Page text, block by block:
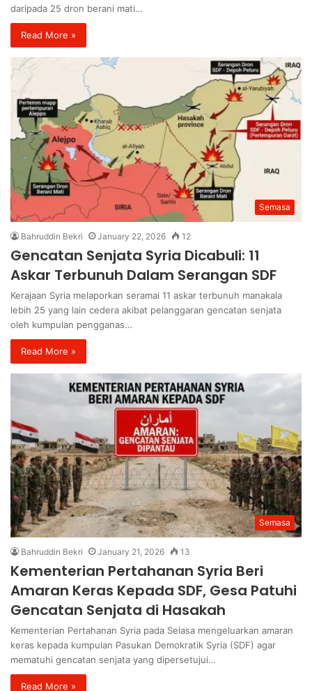
daripada 25 dron berani mati…
Read More »
Semasa
Bahruddin Bekri January 22, 2026 12
Gencatan Senjata Syria Dicabuli: 11
Askar Terbunuh Dalam Serangan SDF
Kerajaan Syria melaporkan seramai 11 askar terbunuh manakala
lebih 25 yang lain cedera akibat pelanggaran gencatan senjata
oleh kumpulan pengganas…
Read More »
Semasa
Bahruddin Bekri January 21, 2026 13
Kementerian Pertahanan Syria Beri
Amaran Keras Kepada SDF, Gesa Patuhi
Gencatan Senjata di Hasakah
Kementerian Pertahanan Syria pada Selasa mengeluarkan amaran
keras kepada kumpulan Pasukan Demokratik Syria (SDF) agar
mematuhi gencatan senjata yang dipersetujui…
Read More »